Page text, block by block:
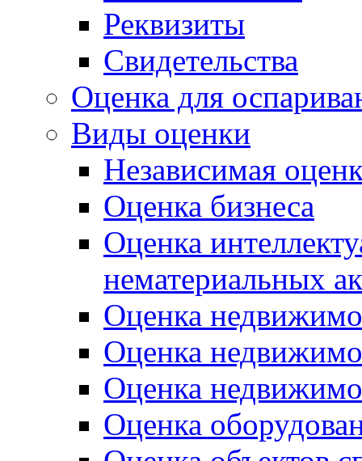
Реквизиты
Свидетельства
Оценка для
Виды оценки
Независимая
Оценка бизнеса
Оценка
нематериальных
Оценка
Оценка
Оценка
Оценка